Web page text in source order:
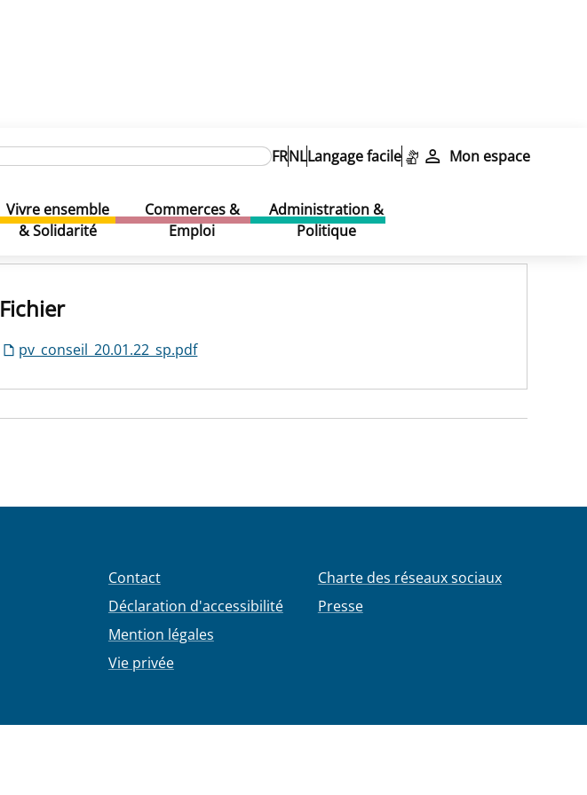
FRNLLangage facile Mon espace
Vivre ensemble
& Solidarité
Commerces &
Emploi
Administration &
Politique
Fichier
pv_conseil_20.01.22_sp.pdf
Contact
Déclaration d'accessibilité
Mention légales
Vie privée
Charte des réseaux sociaux
Presse